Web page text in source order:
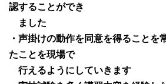
認することができ
ました
・声掛けの動作を同意を得ることを
たことを現場で
行えるようにしていきます